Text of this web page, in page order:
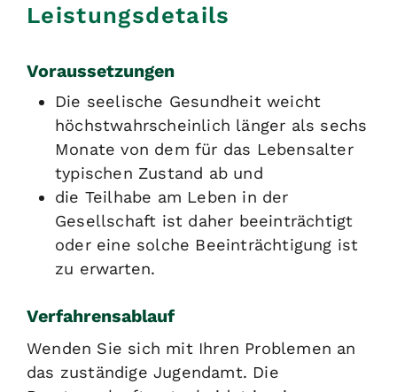
Leistungsdetails
Voraussetzungen
Die seelische Gesundheit weicht
höchstwahrscheinlich länger als sechs
Monate von dem für das Lebensalter
typischen Zustand ab und
die Teilhabe am Leben in der
Gesellschaft ist daher beeinträchtigt
oder eine solche Beeinträchtigung ist
zu erwarten.
Verfahrensablauf
Wenden Sie sich mit Ihren Problemen an
das zuständige Jugendamt. Die